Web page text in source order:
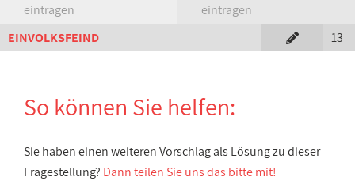
eintragen
eintragen
EINVOLKSFEIND
13
So können Sie helfen:
Sie haben einen weiteren Vorschlag als Lösung zu dieser
Fragestellung? Dann teilen Sie uns das bitte mit!